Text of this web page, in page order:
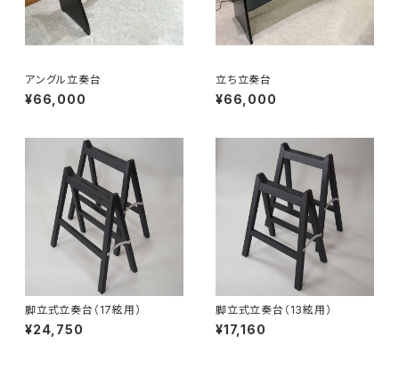
アングル立奏台
¥66,000
立ち立奏台
¥66,000
脚立式立奏台（17絃用）
¥24,750
脚立式立奏台（13絃用）
¥17,160